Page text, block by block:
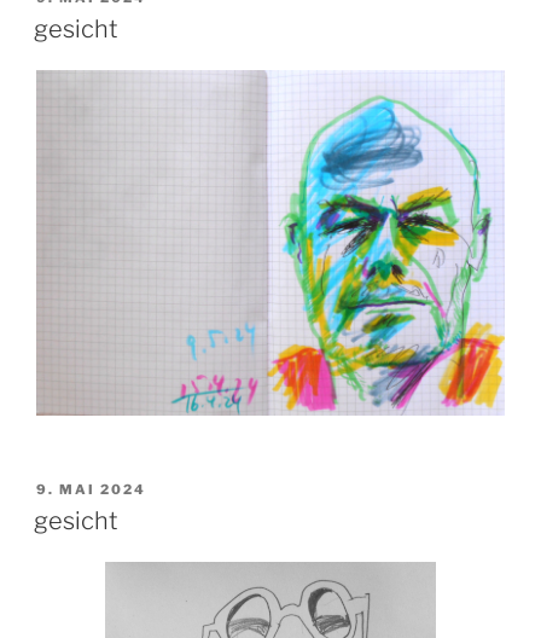
gesicht
VERÖFFENTLICHT
9. MAI 2024
gesicht